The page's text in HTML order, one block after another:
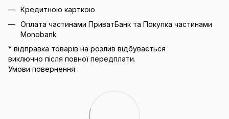
Кредитною карткою
Оплата частинами ПриватБанк та Покупка частинами
Monobank
* відправка товарів на розлив відбувається
виключно після повної передплати.
Умови повернення